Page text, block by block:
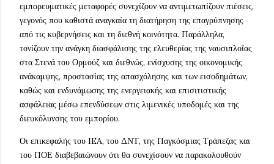
εμπορευματικές μεταφορές συνεχίζουν να αντιμετωπίζουν πιέσεις,
γεγονός που καθιστά αναγκαία τη διατήρηση της επαγρύπνησης
από τις κυβερνήσεις και τη διεθνή κοινότητα. Παράλληλα,
τονίζουν την ανάγκη διασφάλισης της ελευθερίας της ναυσιπλοΐας
στα Στενά του Ορμούζ και διεθνώς, ενίσχυσης της οικονομικής
ανάκαμψης, προστασίας της απασχόλησης και των εισοδημάτων,
καθώς και ενδυνάμωσης της ενεργειακής και επισιτιστικής
ασφάλειας μέσω επενδύσεων στις λιμενικές υποδομές και της
διευκόλυνσης του εμπορίου.
Οι επικεφαλής του IEA, του ΔΝΤ, της Παγκόσμιας Τράπεζας και
του ΠΟΕ διαβεβαιώνουν ότι θα συνεχίσουν να παρακολουθούν